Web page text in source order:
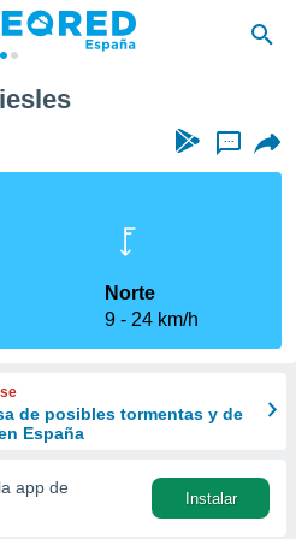
...
Norte
9
24 km/h
de posibles tormentas y de
España
la app de
Instalar